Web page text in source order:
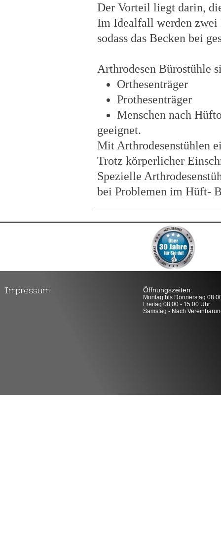
Der Vorteil liegt darin,
Im Idealfall werden
sodass das Becken bei
Arthrodesen Bürostühle
Orthesenträger
Prothesenträger
Menschen nach
geeignet.
Mit Arthrodesenstühlen
Trotz körperlicher
Spezielle
bei Problemen im Hüft-
Öffnungszeiten:
Montag bis Donnerstag
Freitag 08.00 - 15.00 Uhr
Samstag - Nach